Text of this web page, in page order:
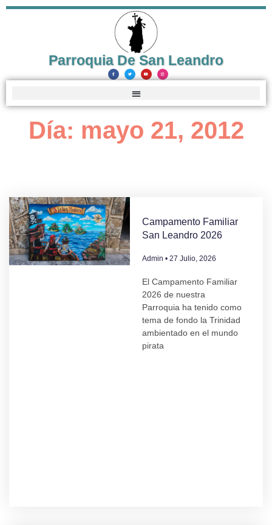
Parroquia De San Leandro
Día: mayo 21, 2012
Campamento Familiar
San Leandro 2026
Admin 27 Julio, 2026
El Campamento Familiar
2026 de nuestra
Parroquia ha tenido como
tema de fondo la Trinidad
ambientado en el mundo
pirata